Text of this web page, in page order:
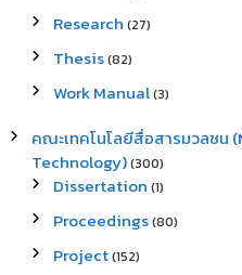
Research (27)
Thesis(82)
Work Manual(3)
คณะเทคโนโลยีสื่อสารมวลชน
Technology)(300)
Dissertation (1)
Proceedings(80)
Project(152)